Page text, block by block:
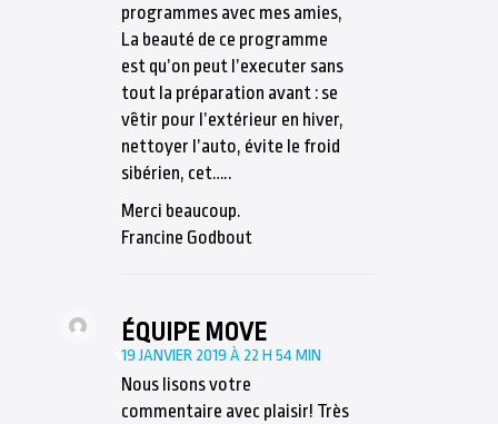
programmes avec mes amies,
La beauté de ce programme
est qu’on peut l’executer sans
tout la préparation avant : se
vêtir pour l’extérieur en hiver,
nettoyer l’auto, évite le froid
sibérien, cet…..
Merci beaucoup.
Francine Godbout
ÉQUIPE MOVE
19 JANVIER 2019 À 22 H 54 MIN
Nous lisons votre
commentaire avec plaisir! Très